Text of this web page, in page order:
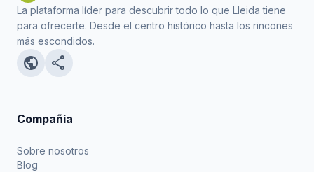
La plataforma líder para descubrir todo lo que Lleida tiene
para ofrecerte. Desde el centro histórico hasta los rincones
más escondidos.
public share
Compañía
Sobre nosotros
Blog